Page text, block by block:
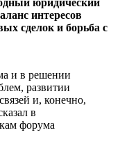
интересов
сделок и борьба с
и в решении
развитии
и, конечно,
в
форума